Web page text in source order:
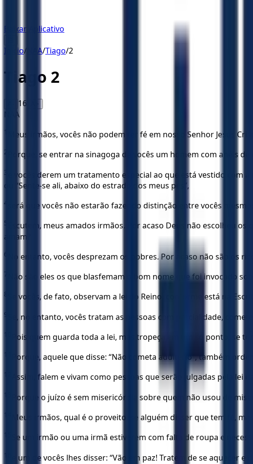
Baixar Aplicativo
Início/ NAA/Tiago/2
Tiago 2
16 A+
NAA
1 Meus irmãos, vocês não podem ter fé em nosso Senhor Jesus
2 Porque, se entrar na sinagoga de vocês um homem com anéis
3
e vocês derem um tratamento especial ao que está vestido com
ou “Sente-se ali, abaixo do estrado dos meus pés”,
4 será que vocês não estarão fazendo distinção entre vocês
5
Escutem, meus amados irmãos. Por acaso Deus não escolheu
amam?
6 No entanto, vocês desprezam os pobres. Por acaso não são os
7 Não são eles os que blasfemam o bom nome que foi invocado
8 Se vocês, de fato, observam a lei do Reino, conforme está na
9 Se, no entanto, vocês tratam as pessoas com parcialidade,
10 Pois quem guarda toda a lei, mas tropeça em um só ponto, se
11 Porque, aquele que disse: “Não cometa adultério”, também
12 Assim, falem e vivam como pessoas que serão julgadas pela lei
13 Porque o juízo é sem misericórdia sobre quem não usou de
14 Meus irmãos, qual é o proveito, se alguém disser que tem fé,
15 Se um irmão ou uma irmã estiverem com falta de roupa e
16 e um de vocês lhes disser: “Vão em paz! Tratem de se aquecer